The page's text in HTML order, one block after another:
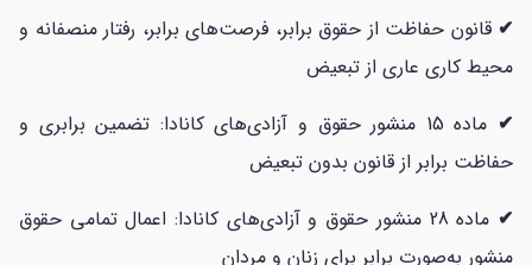
✔ قانون حفاظت از حقوق برابر، فرصت‌های برابر، رفتار منصفانه و
محیط کاری عاری از تبعیض
✔
ماده 15 منشور حقوق و آزادی‌های کانادا: تضمین برابری و
حفاظت برابر از قانون بدون تبعیض
✔
ماده 28 منشور حقوق و آزادی‌های کانادا: اعمال تمامی حقوق
منشور به‌صورت برابر برای زنان و مردان